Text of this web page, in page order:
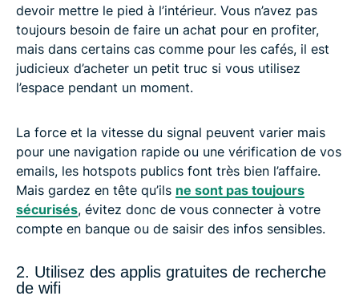
devoir mettre le pied à l’intérieur. Vous n’avez pas
toujours besoin de faire un achat pour en profiter,
mais dans certains cas comme pour les cafés, il est
judicieux d’acheter un petit truc si vous utilisez
l’espace pendant un moment.
La force et la vitesse du signal peuvent varier mais
pour une navigation rapide ou une vérification de vos
emails, les hotspots publics font très bien l’affaire.
Mais gardez en tête qu’ils ne sont pas toujours
sécurisés, évitez donc de vous connecter à votre
compte en banque ou de saisir des infos sensibles.
2. Utilisez des applis gratuites de recherche
de wifi